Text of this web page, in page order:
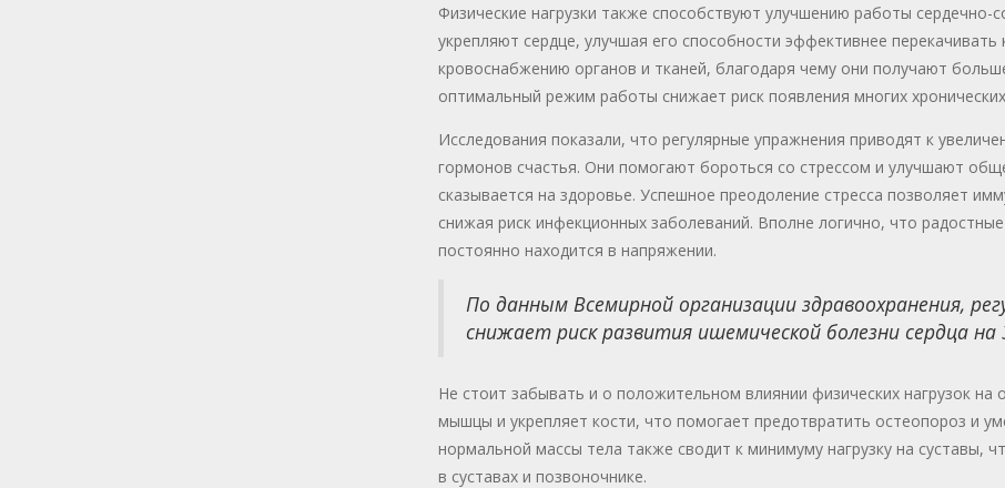
Физические нагрузки также способствуют улучшению работы сердечно-
укрепляют сердце, улучшая его способности эффективнее
кровоснабжению органов и тканей, благодаря чему они получают
оптимальный режим работы снижает риск появления многих
Исследования показали, что регулярные упражнения приводят к
гормонов счастья. Они помогают бороться со стрессом и улучшают
сказывается на здоровье. Успешное преодоление стресса позволяет
снижая риск инфекционных заболеваний. Вполне логично, что
постоянно находится в напряжении.
По данным Всемирной организации здравоохранения,
снижает риск развития ишемической болезни сердца на
Не стоит забывать и о положительном влиянии физических нагрузок на
мышцы и укрепляет кости, что помогает предотвратить остеопороз и
нормальной массы тела также сводит к минимуму нагрузку на суставы,
в суставах и позвоночнике.